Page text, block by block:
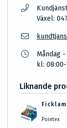
Växel:
Måndag
kl: 08:00-
Liknande
Pointex